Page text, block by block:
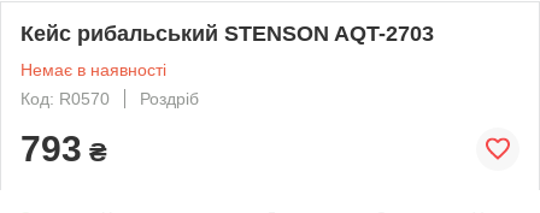
Кейс рибальський STENSON AQT-2703
Немає в наявності
Код: R0570
Роздріб
793 ₴